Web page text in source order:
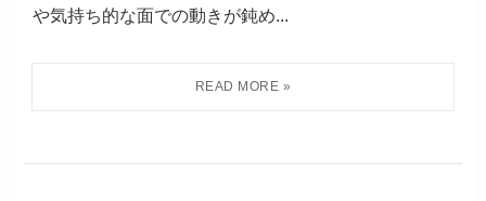
や気持ち的な面での動きが鈍め...